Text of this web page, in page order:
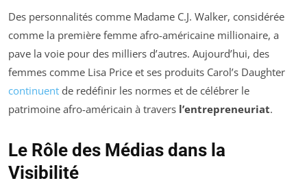
Des personnalités comme Madame C.J. Walker, considérée
comme la première femme afro-américaine millionaire, a
pave la voie pour des milliers d’autres. Aujourd’hui, des
femmes comme Lisa Price et ses produits Carol’s Daughter
continuent de redéfinir les normes et de célébrer le
patrimoine afro-américain à travers l’entrepreneuriat.
Le Rôle des Médias dans la
Visibilité